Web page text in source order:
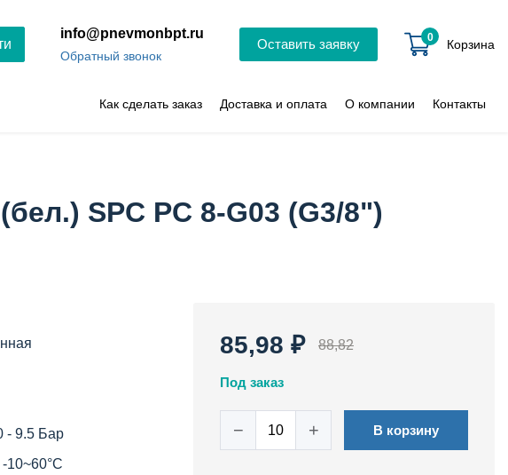
info@pnevmonbpt.ru
Обратный звонок
Оставить заявку 0 Корзина
Как сделать заказ Доставка и оплата О компании Контакты
SPC PC 8-G03 (G3/8")
- 9.5 Бар
-10~60°C
85,98 ₽ 88,82
Под заказ
− + В корзину